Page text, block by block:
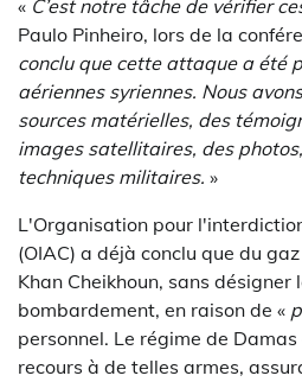
« C’est notre tâche de vérifier
Paulo Pinheiro, lors de la
conclu que cette attaque a été
aériennes syriennes. Nous
sources matérielles, des
images satellitaires, des
techniques militaires. »
L'Organisation pour
(OIAC) a déjà conclu que du
Khan Cheikhoun, sans désigner
bombardement, en raison de «
personnel. Le régime de
recours à de telles armes,